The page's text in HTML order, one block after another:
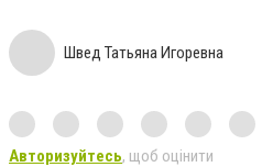
Швед Татьяна Игоревна
Авторизуйтесь, щоб оцінити